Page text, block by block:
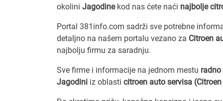
okolini Jagodinekod nas ćete naći najbolje
Portal 381info.com sadrži sve potrebne
detaljno na našem portalu vezano za Citroen
najbolju firmu za saradnju.
Sve firme i informacije na jednom mestu radno
Jagodini iz oblasti citroen auto servisa